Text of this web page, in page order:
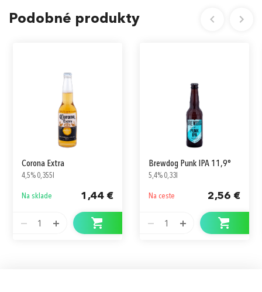
priameho slnečného žiarenia a mrazu. Balené v ochrannej
100 ml
Energia kJ (kcal)
247 (59)
0 g
z toho nasýtené mastné kyseliny 0 g
Sacharidy 4,2 g
Vláknina 0,04 g
Podobné produkty
Corona Extra
4,5% 0,355l
Na sklade 1,44 €
1
Brewdog Punk IPA 11,9°
5,4% 0,33l
Na ceste 2,56 €
1